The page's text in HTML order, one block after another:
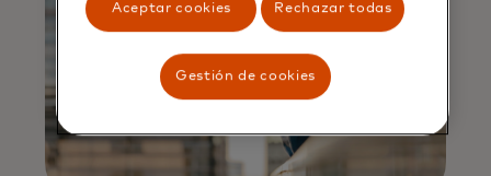
Aceptar cookies Rechazar todas
Gestión de cookies